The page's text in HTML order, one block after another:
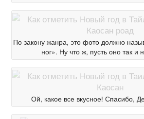
По закону жанра, это фото должно
ног». Ну что ж, пусть оно так и
Ой, какое все вкусное! Спасибо,